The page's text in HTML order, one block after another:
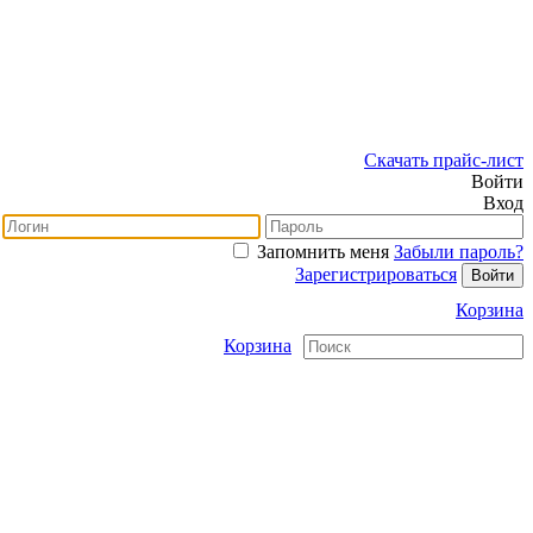
Скачать прайс-лист
Войти
Вход
Запомнить меня Забыли пароль?
Зарегистрироваться
Корзина
Корзина